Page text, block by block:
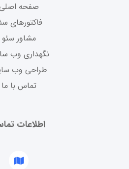
صفحه
فاکتورهای
مشاور سئو
نگهداری وب
طراحی وب
تماس با ما
اطلاعات